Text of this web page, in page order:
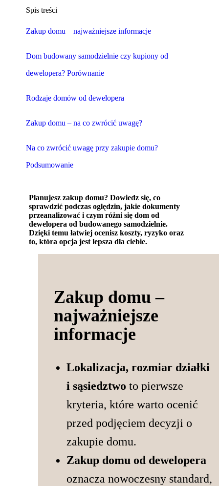
Spis treści
Zakup domu – najważniejsze informacje
Dom budowany samodzielnie czy kupiony od
dewelopera? Porównanie
Rodzaje domów od dewelopera
Zakup domu – na co zwrócić uwagę?
Na co zwrócić uwagę przy zakupie domu?
Podsumowanie
Planujesz zakup domu? Dowiedz się, co
sprawdzić podczas oględzin, jakie dokumenty
przeanalizować i czym różni się dom od
dewelopera od budowanego samodzielnie.
Dzięki temu łatwiej ocenisz koszty, ryzyko oraz
to, która opcja jest lepsza dla ciebie.
Zakup domu –
najważniejsze
informacje
Lokalizacja, rozmiar działki
i sąsiedztwo to pierwsze
kryteria, które warto ocenić
przed podjęciem decyzji o
zakupie domu.
Zakup domu od dewelopera
oznacza nowoczesny standard,